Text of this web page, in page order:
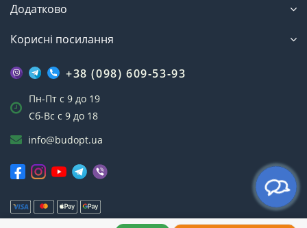
Додатково
Корисні посилання
+38 (098) 609-53-93
Пн-Пт с 9 до 19
Сб-Вс с 9 до 18
info@budopt.ua